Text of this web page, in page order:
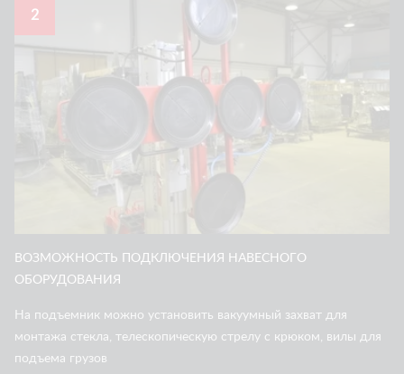
2
ВОЗМОЖНОСТЬ ПОДКЛЮЧЕНИЯ НАВЕСНОГО
ОБОРУДОВАНИЯ
На подъемник можно установить вакуумный захват для
монтажа стекла, телескопическую стрелу с крюком, вилы для
подъема грузов